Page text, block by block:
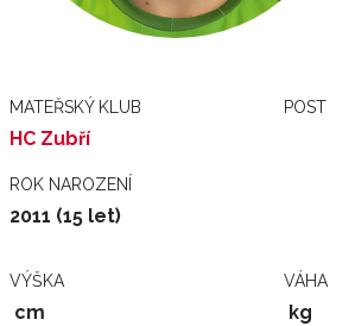
MATEŘSKÝ KLUB
HC Zubří
POST
ROK NAROZENÍ
2011 (15 let)
VÝŠKA
cm
VÁHA
kg